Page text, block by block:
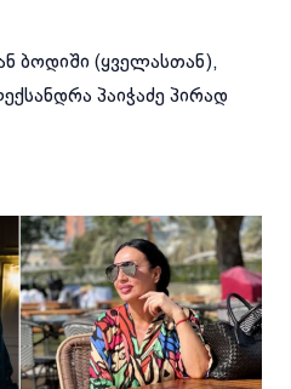
ბოდიში (ყველასთან),
პაიჭაძე პირად